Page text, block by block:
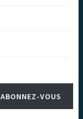
ABONNEZ-VOUS